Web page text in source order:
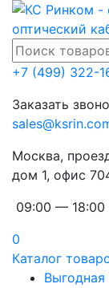
+7 (499) 322-
Заказать
Москва,
дом 1, офис
09:00 — 18:00
0
Каталог
Выгодная